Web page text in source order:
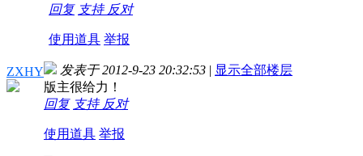
回复 支持 反对
使用道具 举报
ZXHY 发表于 2012-9-23 20:32:53 | 显示全部楼层
版主很给力！
回复 支持 反对
使用道具 举报